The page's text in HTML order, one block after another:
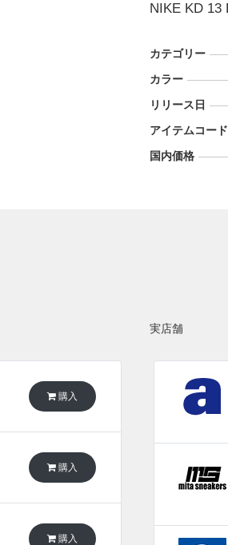
NIKE KD 13
カテゴリー
カラー
リリース日
アイテムコード
国内価格
購入
購入
購入
実店舗